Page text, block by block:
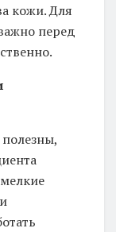
кожи. Для
перед